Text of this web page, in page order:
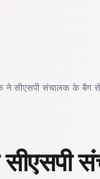
ने सीएसपी संचालक के बैग